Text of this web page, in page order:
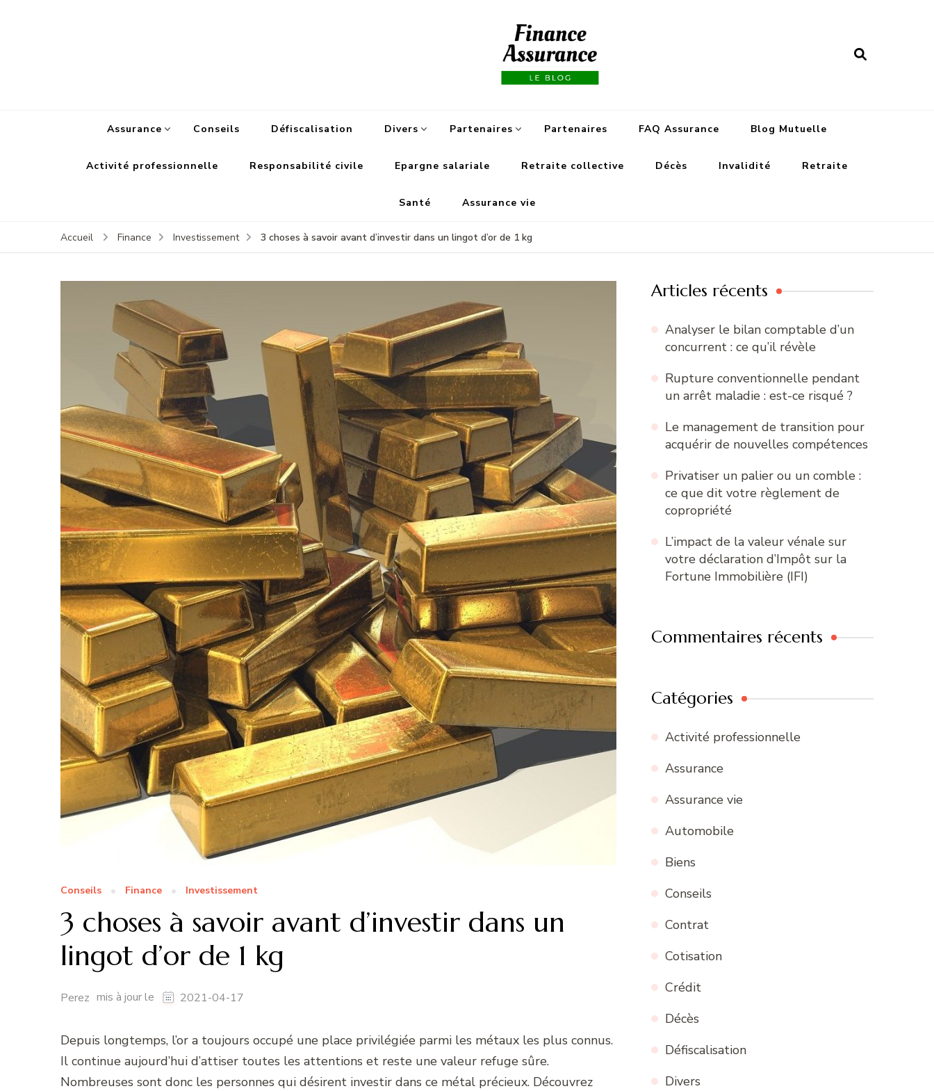
Assurance Conseils Défiscalisation Divers Partenaires Partenaires FAQ Assurance Blog Mutuelle
Activité professionnelle Responsabilité civile Epargne salariale Retraite collective Décès Invalidité Retraite
Santé Assurance vie
Accueil Finance Investissement 3 choses à savoir avant d’investir dans un lingot d’or de 1 kg
Conseils Finance Investissement
3 choses à savoir avant d’investir dans un
lingot d’or de 1 kg
Perez mis à jour le 2021-04-17
Depuis longtemps, l’or a toujours occupé une place privilégiée parmi les métaux les plus connus.
Il continue aujourd’hui d’attiser toutes les attentions et reste une valeur refuge sûre.
Nombreuses sont donc les personnes qui désirent investir dans ce métal précieux. Découvrez
Articles récents
Analyser le bilan comptable d’un
concurrent : ce qu’il révèle
Rupture conventionnelle pendant
un arrêt maladie : est-ce risqué ?
Le management de transition pour
acquérir de nouvelles compétences
Privatiser un palier ou un comble :
ce que dit votre règlement de
copropriété
L’impact de la valeur vénale sur
votre déclaration d’Impôt sur la
Fortune Immobilière (IFI)
Commentaires récents
Catégories
Activité professionnelle
Assurance
Assurance vie
Automobile
Biens
Conseils
Contrat
Cotisation
Crédit
Décès
Défiscalisation
Divers